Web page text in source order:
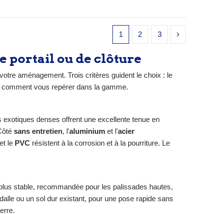
:
durable à la corrosion. Un poteau
est équipé de deux gonds
recevant les vis à œillet du
portillon ; l'autre dispose d'une
découpe pour le pêne demi-tour
et le pêne dormant, assurant le...
1 2 3
portail ou de clôture
aménagement. Trois critères guident le choix : le
vous repérer dans la gamme.
denses offrent une excellente tenue en
sans entretien, l'aluminium et l'acier
et le PVC résistent à la corrosion et à la pourriture. Le
stable, recommandée pour les palissades hautes,
ou un sol dur existant, pour une pose rapide sans